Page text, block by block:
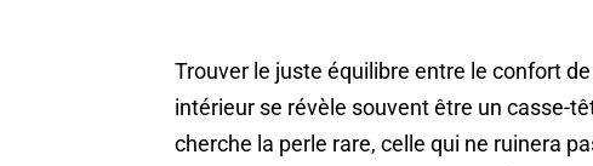
Trouver le juste équilibre entre le confort
intérieur se révèle souvent être un casse-
cherche la perle rare, celle qui ne ruinera